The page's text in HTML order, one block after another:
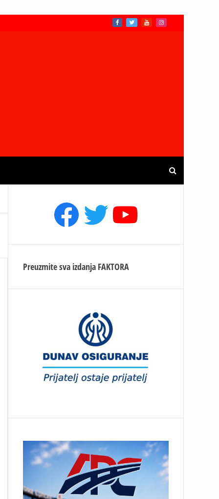
Facebook
TwitterYouTube
Preuzmite sva izdanja FAKTORA